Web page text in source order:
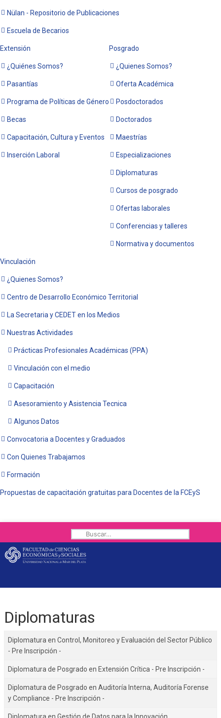
Nülan - Repositorio de Publicaciones
Escuela de Becarios
Extensión
¿Quiénes Somos?
Pasantías
Programa de Políticas de Género
Becas
Capacitación, Cultura y Eventos
Inserción Laboral
Posgrado
¿Quienes Somos?
Oferta Académica
Posdoctorados
Doctorados
Maestrías
Especializaciones
Diplomaturas
Cursos de posgrado
Ofertas laborales
Conferencias y talleres
Normativa y documentos
Vinculación
¿Quienes Somos?
Centro de Desarrollo Económico Territorial
La Secretaria y CEDET en los Medios
Nuestras Actividades
Prácticas Profesionales Académicas (PPA)
Vinculación con el medio
Capacitación
Asesoramiento y Asistencia Tecnica
Algunos Datos
Convocatoria a Docentes y Graduados
Con Quienes Trabajamos
Formación
Propuestas de capacitación gratuitas para Docentes de la FCEyS
Buscar
Diplomaturas
Diplomatura en Control, Monitoreo y Evaluación del Sector Público
- Pre Inscripción -
Diplomatura de Posgrado en Extensión Crítica - Pre Inscripción -
Diplomatura de Posgrado en Auditoría Interna, Auditoría Forense
y Compliance - Pre Inscripción -
Diplomatura en Gestión de Datos para la Innovación